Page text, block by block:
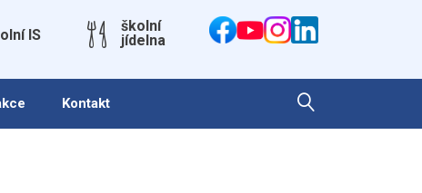
IS
školní
jídelna
Kontakt